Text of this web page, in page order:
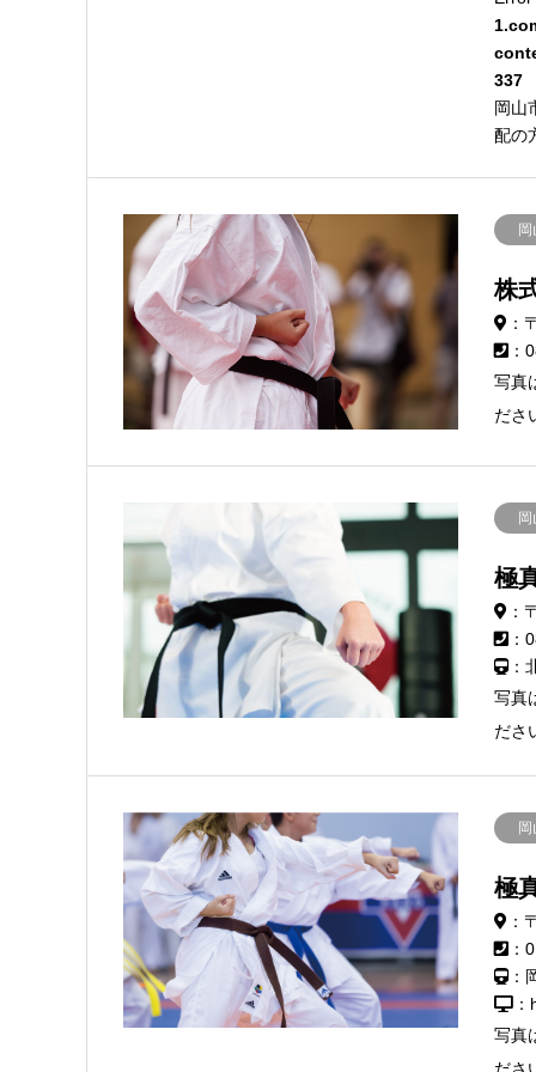
337
岡山
配の
株
：
：
写真
ださ
極
：
：
：
写真
ださ
極
：
：
：
写真